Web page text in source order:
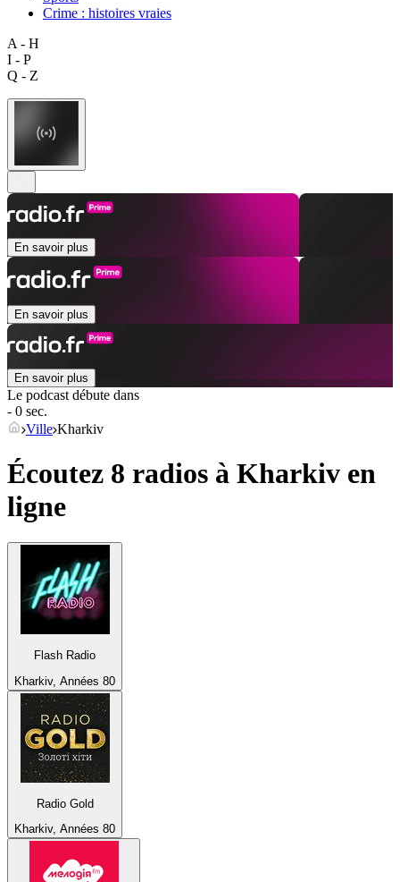
Crime : histoires vraies
A - H
I - P
Q - Z
En savoir plus
En savoir plus
En savoir plus
Le podcast débute dans
- 0 sec.
Ville Kharkiv
Écoutez 8 radios à Kharkiv en
ligne
Flash Radio
Kharkiv, Années 80
Radio Gold
Kharkiv, Années 80